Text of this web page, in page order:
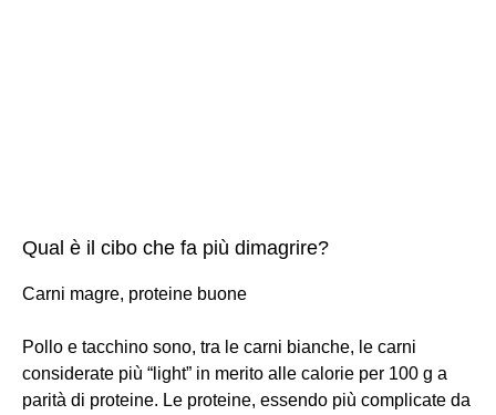
Qual è il cibo che fa più dimagrire?
Carni magre, proteine buone
Pollo e tacchino sono, tra le carni bianche, le carni
considerate più “light” in merito alle calorie per 100 g a
parità di proteine. Le proteine, essendo più complicate da